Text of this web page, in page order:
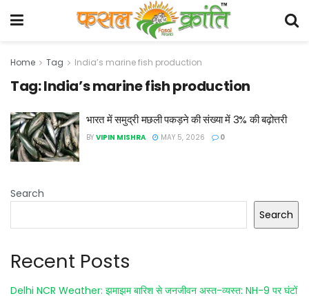
Home Tag India’s marine fish production
Tag:India’s marine fish production
भारत में समुद्री मछली पकड़ने की संख्या में 3% की बढ़ोत्तरी
BY VIPIN MISHRA MAY 5, 2026 0
Search
Search
Recent Posts
Delhi NCR Weather: झमाझम बारिश से जनजीवन अस्त-व्यस्त: NH-9 पर घंटों